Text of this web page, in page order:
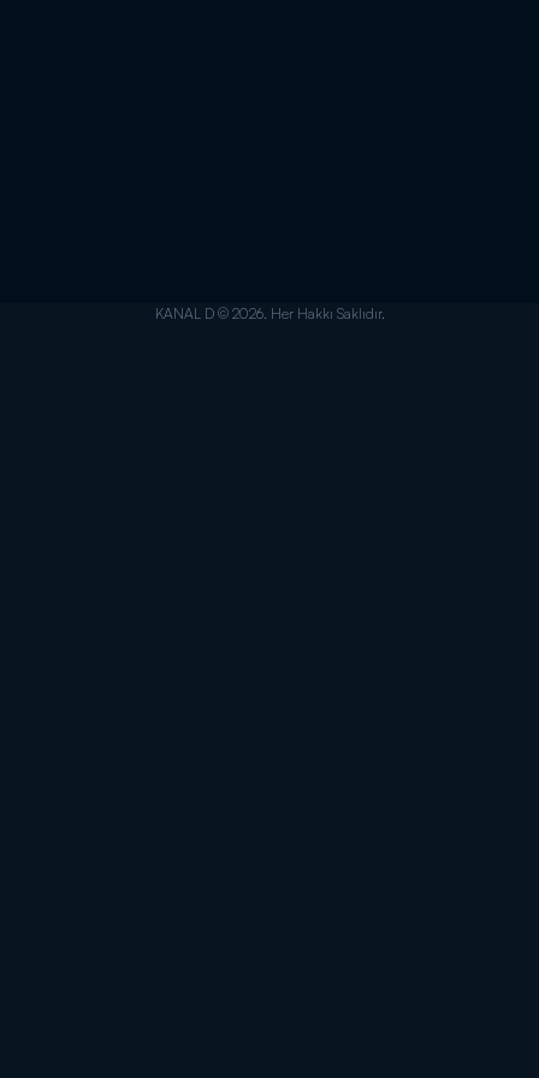
KANAL D © 2026. Her Hakkı Saklıdır.